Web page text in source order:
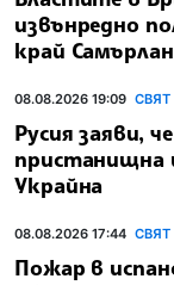
извънредно
край
08.08.2026 19:09 СВЯТ
Русия заяви,
пристанищна
Украйна
08.08.2026 17:44 СВЯТ
Пожар в